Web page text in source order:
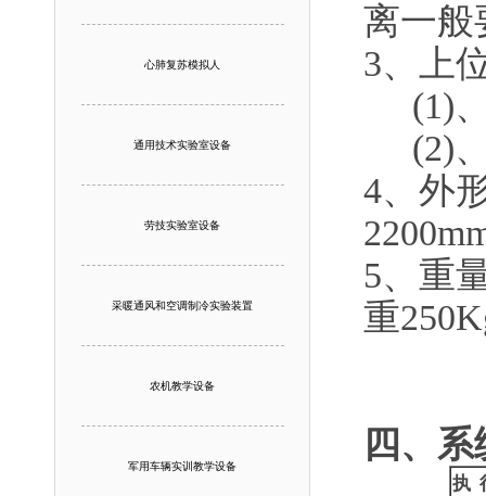
心肺复苏模拟人
通用技术实验室设备
劳技实验室设备
采暖通风和空调制冷实验装置
农机教学设备
军用车辆实训教学设备
离一般
3、上
(1)、
(2)、
4、外
5、重
重
四、
执